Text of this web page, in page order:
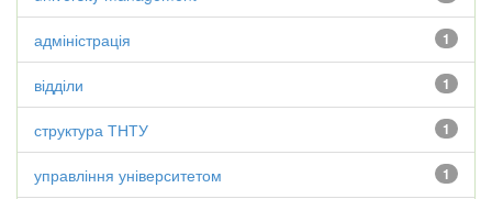
1
адміністрація
1
відділи
1
структура ТНТУ
1
управління університетом